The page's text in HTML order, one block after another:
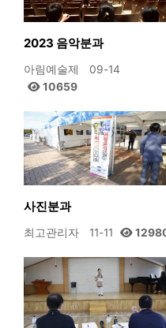
2023 음악분과
아림예술제
09-14
10659
사진분과
최고관리자 11-11